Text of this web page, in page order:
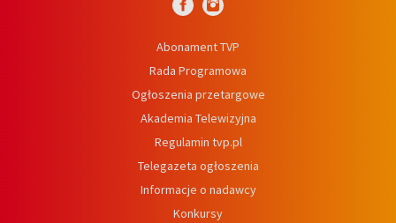
Abonament TVP
Rada Programowa
Ogłoszenia przetargowe
Akademia Telewizyjna
Regulamin tvp.pl
Telegazeta ogłoszenia
Informacje o nadawcy
Konkursy